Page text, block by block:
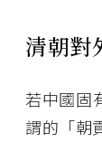
清朝對
若中國固
謂的「朝